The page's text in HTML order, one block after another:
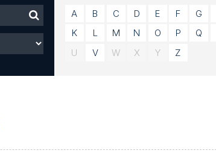
A B C D E F G
K
L M N O P Q
U
V W X Y Z